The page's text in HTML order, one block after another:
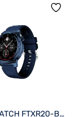
SMARTWATCH FTXR20-BB 57MM AZUL ANDROID/IOS/BT/FREC. CARD